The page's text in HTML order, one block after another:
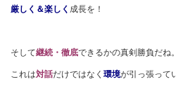
厳しく＆楽しく 成長を！
そして継続・徹底できるかの真剣勝負だね。
これは対話だけではなく 環境が引っ張って